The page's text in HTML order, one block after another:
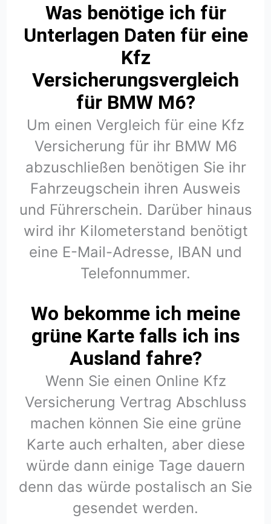
Was benötige ich für
Unterlagen Daten für eine
Kfz
Versicherungsvergleich
für BMW M6?
Um einen Vergleich für eine Kfz
Versicherung für ihr BMW M6
abzuschließen benötigen Sie ihr
Fahrzeugschein ihren Ausweis
und Führerschein. Darüber hinaus
wird ihr Kilometerstand benötigt
eine E-Mail-Adresse, IBAN und
Telefonnummer.
Wo bekomme ich meine
grüne Karte falls ich ins
Ausland fahre?
Wenn Sie einen Online Kfz
Versicherung Vertrag Abschluss
machen können Sie eine grüne
Karte auch erhalten, aber diese
würde dann einige Tage dauern
denn das würde postalisch an Sie
gesendet werden.